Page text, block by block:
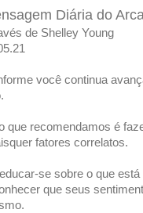
Diária do
de Shelley Young
você continua
que recomendamos é
fatores correlatos.
se sobre o que
que seus